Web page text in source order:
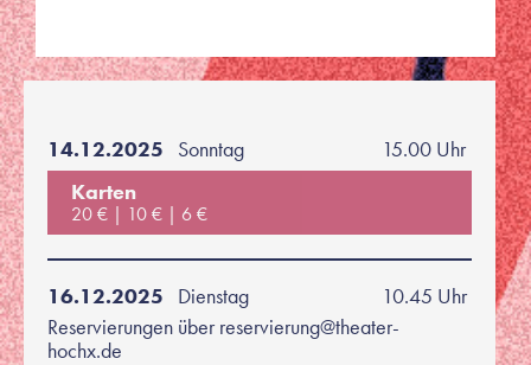
14.12.2025 Sonntag
15.00 Uhr
Karten
20 € 10 € 6 €
16.12.2025 Dienstag
10.45 Uhr
Reservierungen über reservierung@theater-
hochx.de